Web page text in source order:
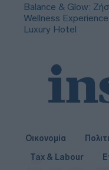
Balance & Glow:
Wellness
Luxury Hotel
Οικονομία
Tax & Labour